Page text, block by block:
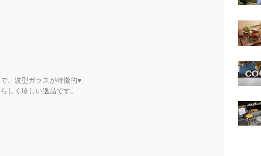
、波型ガラスが特徴的♥
しく珍しい逸品です。